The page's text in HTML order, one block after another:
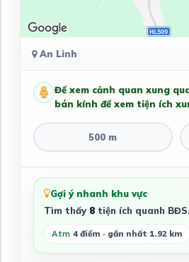
An Linh
Để xem cảnh quan xung
bán kính để xem tiện ích
500 m
Gợi ý nhanh khu vực
Tìm thấy 8tiện ích quanh
Atm 4 điểm · gần nhất 1.92 km